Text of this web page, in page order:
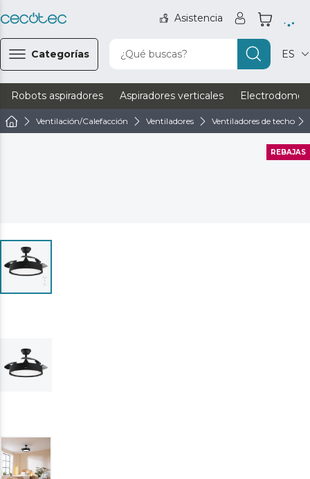
Asistencia
Categorías ¿Qué buscas? ES
Robots aspiradores Aspiradores verticales
Ventilación/Calefacción Ventiladores Ventiladores de techo
REBAJAS